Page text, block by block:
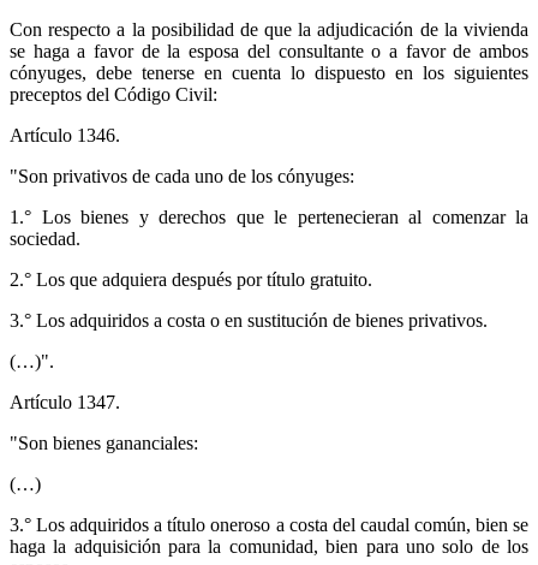
Con respecto a la posibilidad de que la adjudicación de la vivienda
se haga a favor de la esposa del consultante o a favor de ambos
cónyuges, debe tenerse en cuenta lo dispuesto en los siguientes
preceptos del Código Civil:
Artículo 1346.
"Son privativos de cada uno de los cónyuges:
1.° Los bienes y derechos que le pertenecieran al comenzar la
sociedad.
2.° Los que adquiera después por título gratuito.
3.° Los adquiridos a costa o en sustitución de bienes privativos.
(…)".
Artículo 1347.
"Son bienes gananciales:
(…)
3.° Los adquiridos a título oneroso a costa del caudal común, bien se
haga la adquisición para la comunidad, bien para uno solo de los